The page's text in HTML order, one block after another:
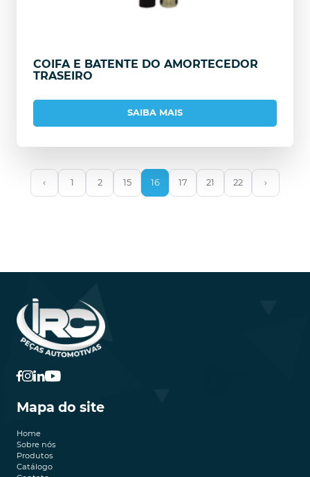
COIFA E BATENTE DO AMORTECEDOR
TRASEIRO
SAIBA MAIS
‹ 1 2 15 16 17 21 22 ›
Mapa do site
Home
Sobre nós
Produtos
Catálogo